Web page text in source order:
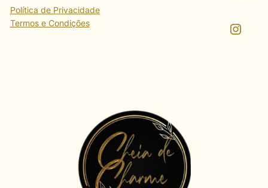
Política de Privacidade
Termos e Condições
Instagram